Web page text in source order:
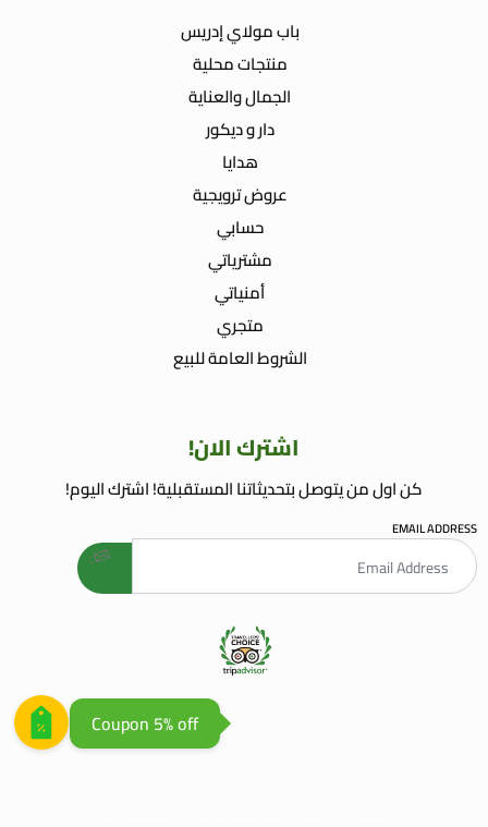
باب مولاي إدريس
منتجات محلية
الجمال والعناية
دار و ديكور
هدايا
عروض ترويجية
حسابي
مشترياتي
أمنياتي
متجري
الشروط العامة للبيع
اشترك الان!
كن اول من يتوصل بتحديثاتنا المستقبلية! اشترك اليوم!
EMAIL ADDRESS
welcome gift
Coupon 5% off